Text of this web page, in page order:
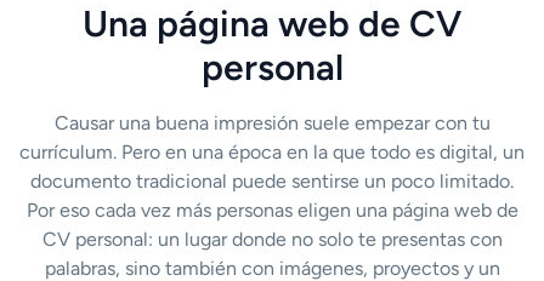
Una página web de CV
personal
Causar una buena impresión suele empezar con tu
currículum. Pero en una época en la que todo es digital, un
documento tradicional puede sentirse un poco limitado.
Por eso cada vez más personas eligen una página web de
CV personal: un lugar donde no solo te presentas con
palabras, sino también con imágenes, proyectos y un